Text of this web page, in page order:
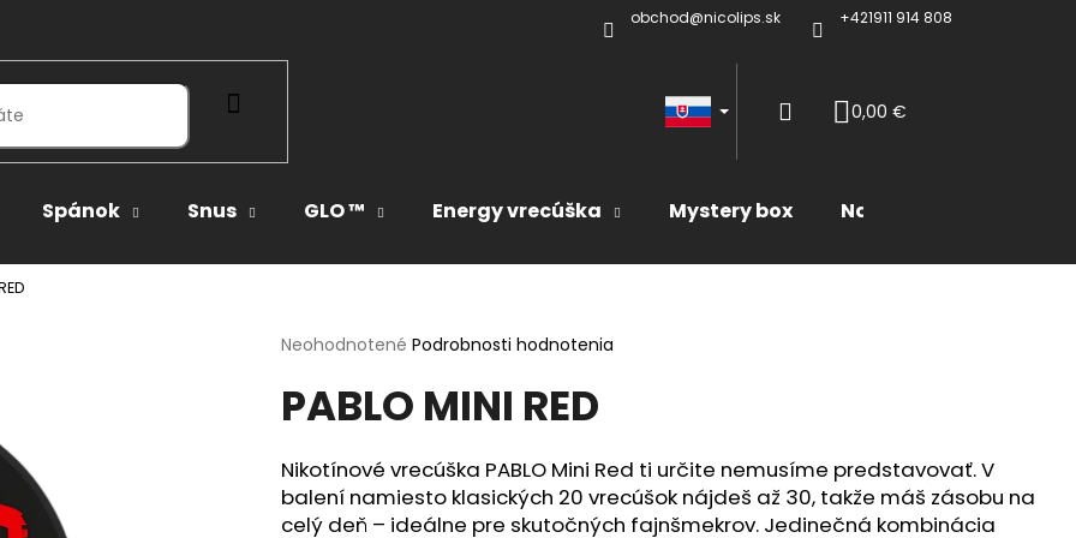
obchod@nicolips.sk +421911 914 808
Spánok Snus GLO ™ Energy vrecúška Mystery box Naše produkty
Prihlásenie
0,00 €
Priemerné
produktu
je
z
5
hviezdičiek.
Neohodnotené Podrobnosti hodnotenia
PABLO MINI RED
Nikotínové vrecúška PABLO Mini Red ti určite nemusíme predstavovať. V
balení namiesto klasických 20 vrecúšok nájdeš až 30, takže máš zásobu na
celý deň – ideálne pre skutočných fajnšmekrov. Jedinečná kombinácia